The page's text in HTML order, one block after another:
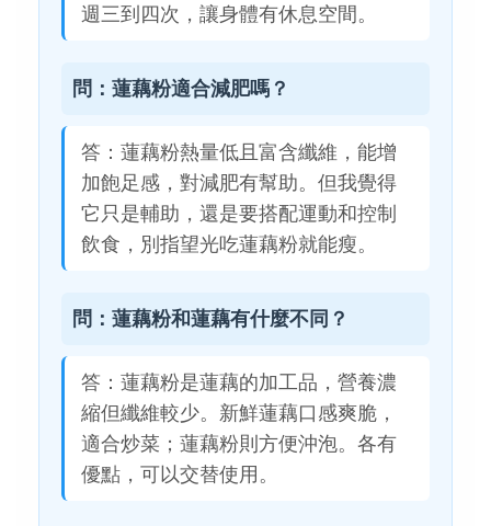
週三到四次，讓身體有休息空間。
問：蓮藕粉適合減肥嗎？
答：蓮藕粉熱量低且富含纖維，能增
加飽足感，對減肥有幫助。但我覺得
它只是輔助，還是要搭配運動和控制
飲食，別指望光吃蓮藕粉就能瘦。
問：蓮藕粉和蓮藕有什麼不同？
答：蓮藕粉是蓮藕的加工品，營養濃
縮但纖維較少。新鮮蓮藕口感爽脆，
適合炒菜；蓮藕粉則方便沖泡。各有
優點，可以交替使用。